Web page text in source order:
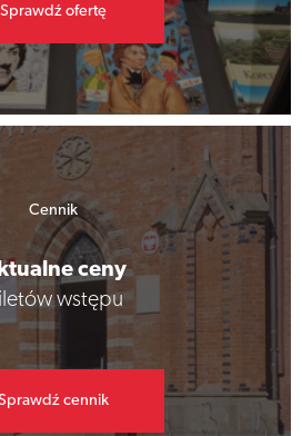
Sprawdź ofertę
Cennik
ceny
wstępu
cennik